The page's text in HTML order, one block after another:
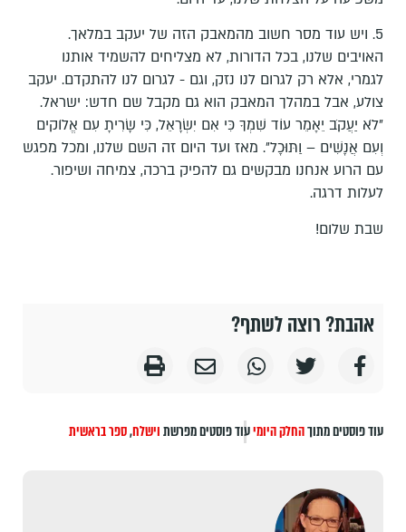
5.⁠ ⁠ויש עוד מסר חשוב מהמאבק הזה של יעקב במלאך.
האויבים שלנו, בכל הדורות, לא מצליחים להשמיד אותנו
לגמרי, אלא רק לגרום לנו נזק, וגם - לגרום לנו להתקדם. יעקב
צולע, אבל במהלך המאבק הוא גם מקבל שם חדש: ישראל.
״לֹא יַעֲקֹב יֵאָמֵר עוֹד שִׁמְךָ כִּי אִם יִשְׂרָאֵל, כִּי שָׂרִיתָ עִם אֱלֹוקים
וְעִם אֲנָשִׁים – וַתּוּכָל״. מאז ועד היום זה השם שלנו, ומכל מפגש
עם הרוע אנחנו מבקשים גם להפיק ברכה, צמיחה ושיפור.
לעלות דרגה.
שבת שלום!
אהבת? רוצה לשתף?
עוד פוסטים מתוךהחלק היומיעוד פוסטים מפרשתוישלח,ספר בראשית